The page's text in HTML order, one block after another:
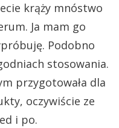
krąży mnóstwo
Ja mam go
Podobno
stosowania.
przygotowała dla
oczywiście ze
i po.